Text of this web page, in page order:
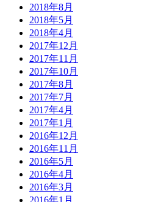
2018年8月
2018年5月
2018年4月
2017年12月
2017年11月
2017年10月
2017年8月
2017年7月
2017年4月
2017年1月
2016年12月
2016年11月
2016年5月
2016年4月
2016年3月
2016年1月